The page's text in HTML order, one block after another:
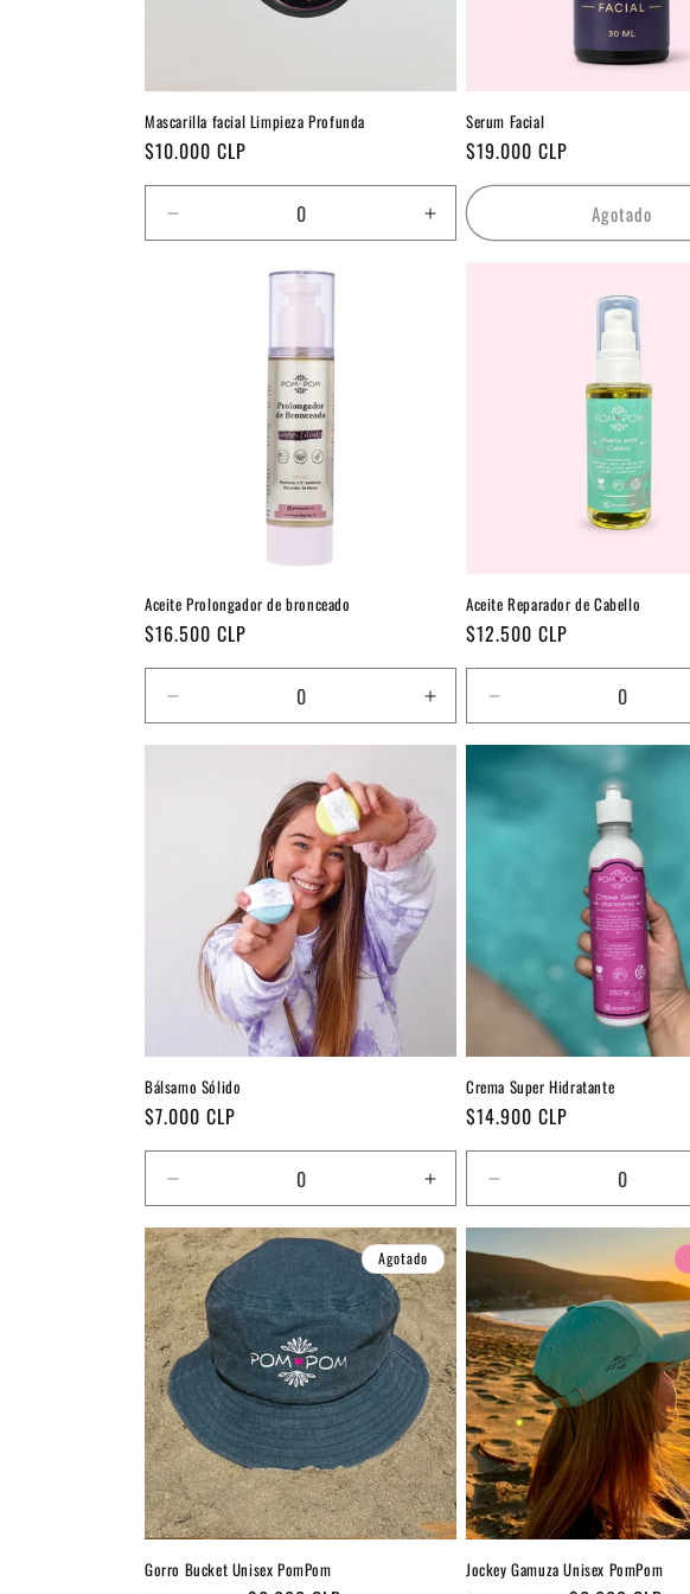
Mascarilla facial Limpieza Profunda
Precio
habitual
$10.000 CLP
cantidad
Aumentar
cantidad
Serum Facial
Precio
habitual
$19.000 CLP
Agotado
Aceite Prolongador de bronceado
Precio
habitual
$16.500 CLP
cantidad
Aumentar
cantidad
Title
Aceite Reparador de Cabello
Precio
habitual
$12.500 CLP
cantidad
para
Bálsamo Sólido
Precio
habitual
$7.000 CLP
cantidad
para
Default
Title
Aumentar
cantidad
para
Default
Title
Crema Super Hidratante
Precio
habitual
$14.900 CLP
cantidad
Default
Title
Agotado
Gorro Bucket Unisex PomPom Jockey Gamuza Unisex PomPom